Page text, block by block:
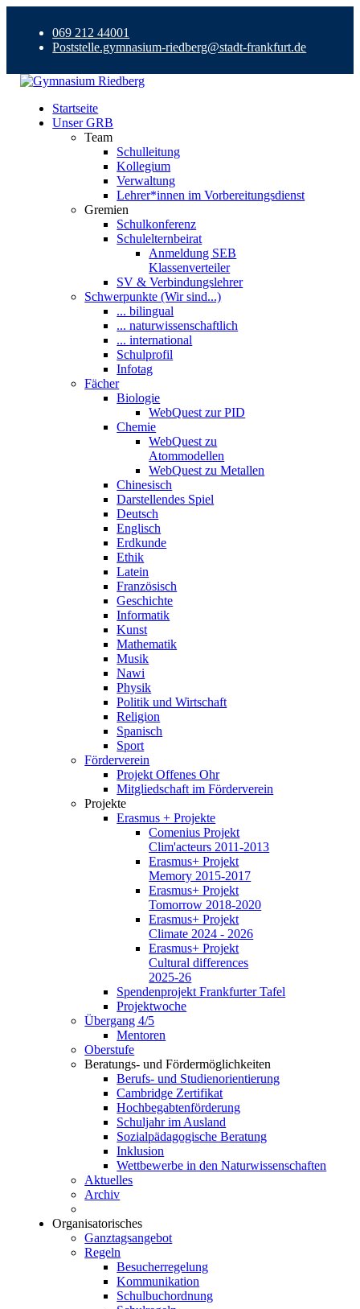
069 212 44001
Poststelle.gymnasium-riedberg@stadt-frankfurt.de
Startseite
Unser GRB
Team
Schulleitung
Kollegium
Verwaltung
Lehrer*innen im Vorbereitungsdienst
Gremien
Schulkonferenz
Schulelternbeirat
Anmeldung SEB
Klassenverteiler
SV & Verbindungslehrer
Schwerpunkte (Wir sind...)
... bilingual
... naturwissenschaftlich
... international
Schulprofil
Infotag
Fächer
Biologie
WebQuest zur PID
Chemie
WebQuest zu
Atommodellen
WebQuest zu Metallen
Chinesisch
Darstellendes Spiel
Deutsch
Englisch
Erdkunde
Ethik
Latein
Französisch
Geschichte
Informatik
Kunst
Mathematik
Musik
Nawi
Physik
Politik und Wirtschaft
Religion
Spanisch
Sport
Förderverein
Projekt Offenes Ohr
Mitgliedschaft im Förderverein
Projekte
Erasmus + Projekte
Comenius Projekt
Clim'acteurs 2011-2013
Erasmus+ Projekt
Memory 2015-2017
Erasmus+ Projekt
Tomorrow 2018-2020
Erasmus+ Projekt
Climate 2024 - 2026
Erasmus+ Projekt
Cultural differences
2025-26
Spendenprojekt Frankfurter Tafel
Projektwoche
Übergang 4/5
Mentoren
Oberstufe
Beratungs- und Fördermöglichkeiten
Berufs- und Studienorientierung
Cambridge Zertifikat
Hochbegabtenförderung
Schuljahr im Ausland
Sozialpädagogische Beratung
Inklusion
Wettbewerbe in den Naturwissenschaften
Aktuelles
Archiv
Organisatorisches
Ganztagsangebot
Regeln
Besucherregelung
Kommunikation
Schulbuchordnung